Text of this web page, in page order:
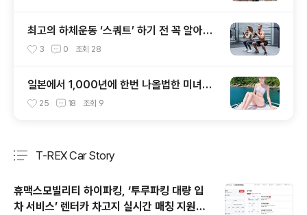
최고의 하체운동 ‘스쿼트’ 하기 전 꼭 알아두
면 좋은 3가지 Tip!
3 0 조회 28
일본에서 1,000년에 한번 나올법한 미녀라
평가받는 여인~!
25 18 조회 9
T-REX Car Story
휴맥스모빌리티 하이파킹, ‘투루파킹 대량 입
차 서비스’ 렌터카 차고지 실시간 매칭 지원하